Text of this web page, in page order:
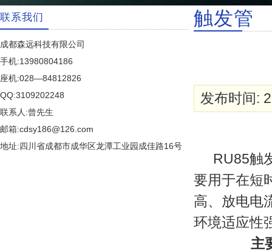
联系我们
成都森远科技有限公司
手机:13980804186
座机:028—84812826
QQ:3109202248
联系人:曾先生
邮箱:cdsy186@126.com
地址:四川省成都市成华区龙潭工业园成佳路16号
触发管
发布时间:
RU85触
要用于在短
高、放电电
环境适应性
主